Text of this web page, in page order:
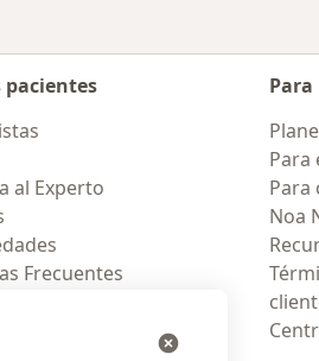
pacientes
al Experto
Frecuentes
Para
Para
Noa